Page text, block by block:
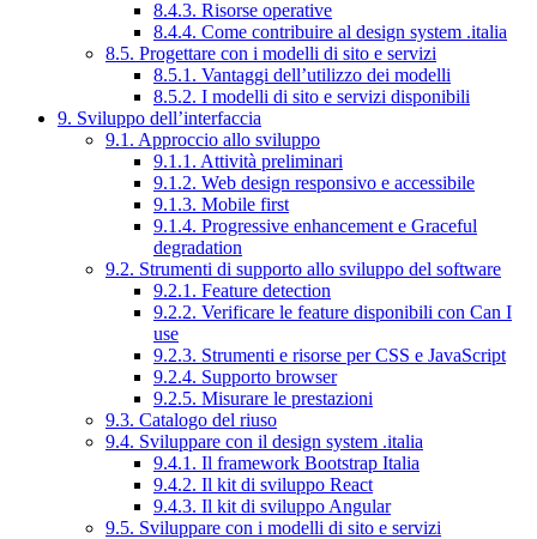
8.4.3. Risorse operative
8.4.4. Come contribuire al design system .italia
8.5. Progettare con i modelli di sito e servizi
8.5.1. Vantaggi dell’utilizzo dei modelli
8.5.2. I modelli di sito e servizi disponibili
9. Sviluppo dell’interfaccia
9.1. Approccio allo sviluppo
9.1.1. Attività preliminari
9.1.2. Web design responsivo e accessibile
9.1.3. Mobile first
9.1.4. Progressive enhancement e Graceful
degradation
9.2. Strumenti di supporto allo sviluppo del software
9.2.1. Feature detection
9.2.2. Verificare le feature disponibili con Can I
use
9.2.3. Strumenti e risorse per CSS e JavaScript
9.2.4. Supporto browser
9.2.5. Misurare le prestazioni
9.3. Catalogo del riuso
9.4. Sviluppare con il design system .italia
9.4.1. Il framework Bootstrap Italia
9.4.2. Il kit di sviluppo React
9.4.3. Il kit di sviluppo Angular
9.5. Sviluppare con i modelli di sito e servizi